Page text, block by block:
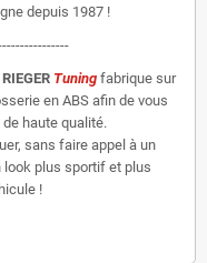
depuis 1987 !
RIEGER Tuning fabrique sur
en ABS afin de vous
haute qualité.
sans faire appel à un
look plus sportif et plus
!